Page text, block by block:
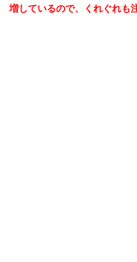
増しているので、くれぐれも